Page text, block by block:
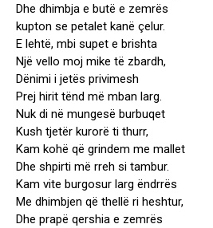
Dhe dhimbja e butë e zemrës
kupton se petalet kanë çelur.
E lehtë, mbi supet e brishta
Një vello moj mike të zbardh,
Dënimi i jetës privimesh
Prej hirit tënd më mban larg.
Nuk di në mungesë burbuqet
Kush tjetër kurorë ti thurr,
Kam kohë që grindem me mallet
Dhe shpirti më rreh si tambur.
Kam vite burgosur larg ëndrrës
Me dhimbjen që thellë ri heshtur,
Dhe prapë qershia e zemrës